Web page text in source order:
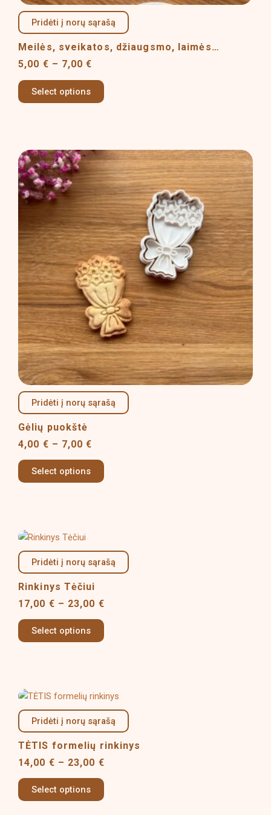
Pridėti į norų sąrašą
Meilės, sveikatos, džiaugsmo, laimės…
5,00 € – 7,00€
Select options
Pridėti į norų sąrašą
Gėlių puokštė
4,00 € – 7,00€
Price
range:
4,00 €
through
7,00 €
Select options
This
product
has
multiple
variants.
The
options
may
be
chosen
on
the
product
page
Pridėti į norų sąrašą
Rinkinys Tėčiui
17,00 € – 23,00 €
17,00 €
through
Select options
product
has
The
options
may
the
product
page
Pridėti į norų sąrašą
TĖTIS formelių rinkinys
14,00 € – 23,00 €
Price
14,00 €
through
23,00 €
Select options
This
product
has
multiple
variants.
The
options
may